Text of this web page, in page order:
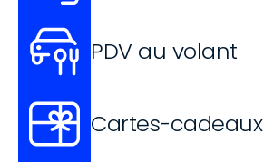
PDV au volant
Cartes-cadeaux